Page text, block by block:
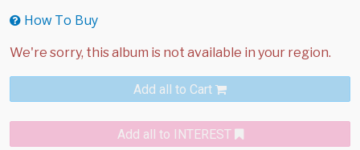
How To Buy
Add all to Cart
Add all to INTEREST